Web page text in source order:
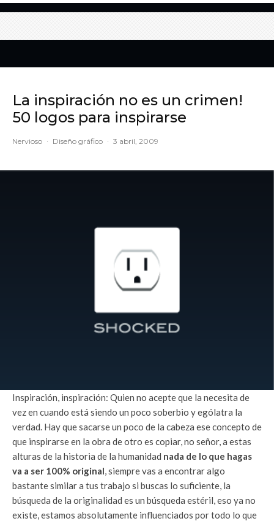
La inspiración no es un crimen!
50 logos para inspirarse
Nervioso · Diseño gráfico · 3 abril, 2009
Inspiración, inspiración: Quien no acepte que la necesita de
vez en cuando está siendo un poco soberbio y ególatra la
verdad. Hay que sacarse un poco de la cabeza ese concepto de
que inspirarse en la obra de otro es copiar, no señor, a estas
alturas de la historia de la humanidad nada de lo que hagas
va a ser 100% original, siempre vas a encontrar algo
bastante similar a tus trabajo si buscas lo suficiente, la
búsqueda de la originalidad es un búsqueda estéril, eso ya no
existe, estamos absolutamente influenciados por todo lo que